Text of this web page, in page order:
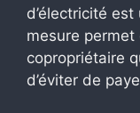
d’électricité
mesure
copropriétaire
d’éviter de